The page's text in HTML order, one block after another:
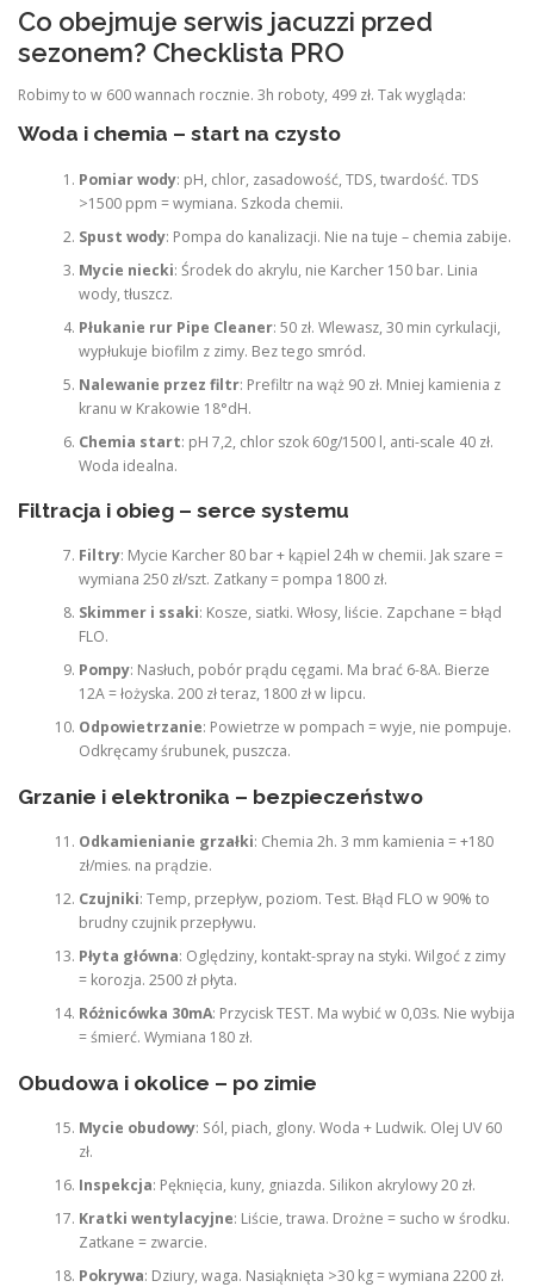
Co obejmuje serwis jacuzzi przed
sezonem? Checklista PRO
Robimy to w 600 wannach rocznie. 3h roboty, 499 zł. Tak wygląda:
Woda i chemia – start na czysto
Pomiar wody: pH, chlor, zasadowość, TDS, twardość. TDS
>1500 ppm = wymiana. Szkoda chemii.
Spust wody: Pompa do kanalizacji. Nie na tuje – chemia zabije.
Mycie niecki: Środek do akrylu, nie Karcher 150 bar. Linia
wody, tłuszcz.
Płukanie rur Pipe Cleaner: 50 zł. Wlewasz, 30 min cyrkulacji,
wypłukuje biofilm z zimy. Bez tego smród.
Nalewanie przez filtr: Prefiltr na wąż 90 zł. Mniej kamienia z
kranu w Krakowie 18°dH.
Chemia start: pH 7,2, chlor szok 60g/1500 l, anti-scale 40 zł.
Woda idealna.
Filtracja i obieg – serce systemu
Filtry: Mycie Karcher 80 bar + kąpiel 24h w chemii. Jak szare =
wymiana 250 zł/szt. Zatkany = pompa 1800 zł.
Skimmer i ssaki: Kosze, siatki. Włosy, liście. Zapchane = błąd
FLO.
Pompy: Nasłuch, pobór prądu cęgami. Ma brać 6-8A. Bierze
12A = łożyska. 200 zł teraz, 1800 zł w lipcu.
Odpowietrzanie: Powietrze w pompach = wyje, nie pompuje.
Odkręcamy śrubunek, puszcza.
Grzanie i elektronika – bezpieczeństwo
Odkamienianie grzałki: Chemia 2h. 3 mm kamienia = +180
zł/mies. na prądzie.
Czujniki: Temp, przepływ, poziom. Test. Błąd FLO w 90% to
brudny czujnik przepływu.
Płyta główna: Oględziny, kontakt-spray na styki. Wilgoć z zimy
= korozja. 2500 zł płyta.
Różnicówka 30mA: Przycisk TEST. Ma wybić w 0,03s. Nie wybija
= śmierć. Wymiana 180 zł.
Obudowa i okolice – po zimie
Mycie obudowy: Sól, piach, glony. Woda + Ludwik. Olej UV 60
zł.
Inspekcja: Pęknięcia, kuny, gniazda. Silikon akrylowy 20 zł.
Kratki wentylacyjne: Liście, trawa. Drożne = sucho w środku.
Zatkane = zwarcie.
Pokrywa: Dziury, waga. Nasiąknięta >30 kg = wymiana 2200 zł.